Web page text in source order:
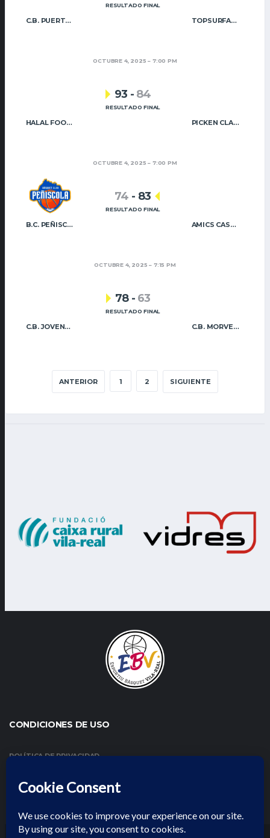
C.B. PUERTO SAGUNTO TOPSURFACE NB PATERNA
RESULTADO FINAL
OCTUBRE 4, 2025 7:00 PM
HALAL FOOD QUALITY UIXÓ BÀSQUET PICKEN CLARET
93 - 84
RESULTADO FINAL
OCTUBRE 4, 2025 7:00 PM
B.C. PEÑISCOLA AMICS CASTELLÓ B
74 - 83
RESULTADO FINAL
OCTUBRE 4, 2025 7:15 PM
C.B. JOVENS ALMÀSSERA C.B. MORVEDRE
78 - 63
RESULTADO FINAL
ANTERIOR 1 2 SIGUIENTE
CONDICIONES DE USO
POLÍTICA DE PRIVACIDAD